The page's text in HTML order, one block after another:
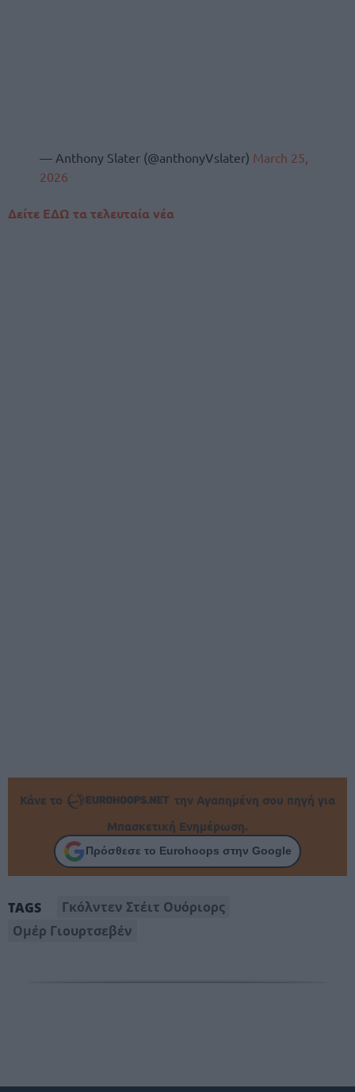
— Anthony Slater (@anthonyVslater) March 25,
2026
Δείτε ΕΔΩ τα τελευταία νέα
Κάνε το
την Αγαπημένη σου πηγή για
Μπασκετική Ενημέρωση.
Πρόσθεσε το Eurohoops στην Google
TAGS
Γκόλντεν Στέιτ Ουόριορς
Ομέρ Γιουρτσεβέν